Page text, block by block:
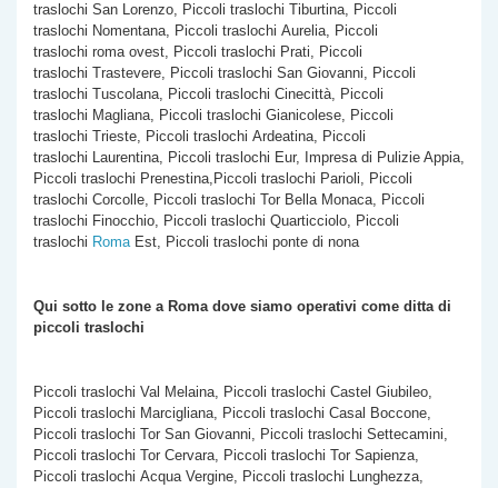
traslochi San Lorenzo, Piccoli traslochi Tiburtina, Piccoli
traslochi Nomentana, Piccoli traslochi Aurelia, Piccoli
traslochi roma ovest, Piccoli traslochi Prati, Piccoli
traslochi Trastevere, Piccoli traslochi San Giovanni, Piccoli
traslochi Tuscolana, Piccoli traslochi Cinecittà, Piccoli
traslochi Magliana, Piccoli traslochi Gianicolese, Piccoli
traslochi Trieste, Piccoli traslochi Ardeatina, Piccoli
traslochi Laurentina, Piccoli traslochi Eur, Impresa di Pulizie Appia,
Piccoli traslochi Prenestina,Piccoli traslochi Parioli, Piccoli
traslochi Corcolle, Piccoli traslochi Tor Bella Monaca, Piccoli
traslochi Finocchio, Piccoli traslochi Quarticciolo, Piccoli
traslochi RomaEst, Piccoli traslochi ponte di nona
Qui sotto le zone a Roma dove siamo operativi come ditta di
piccoli traslochi
Piccoli traslochi Val Melaina, Piccoli traslochi Castel Giubileo,
Piccoli traslochi Marcigliana, Piccoli traslochi Casal Boccone,
Piccoli traslochi Tor San Giovanni, Piccoli traslochi Settecamini,
Piccoli traslochi Tor Cervara, Piccoli traslochi Tor Sapienza,
Piccoli traslochi Acqua Vergine, Piccoli traslochi Lunghezza,